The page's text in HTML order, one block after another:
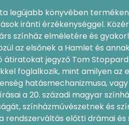
legújabb könyvében
iránti érzékenységgel.
színház elméletére és
az elsőnek a Hamlet és
jegyző Tom
foglalkozik, mint amilyen
hatásmechanizmusa,
a 20. századi magyar
színházművészetnek és
előtti drámai